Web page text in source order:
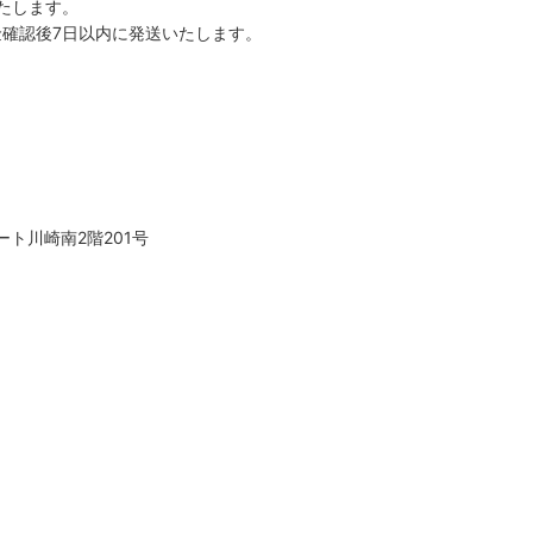
ます。
認後7日以内に発送いたします。
ト川崎南2階201号